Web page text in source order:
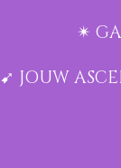
✴︎
➹ JOUW